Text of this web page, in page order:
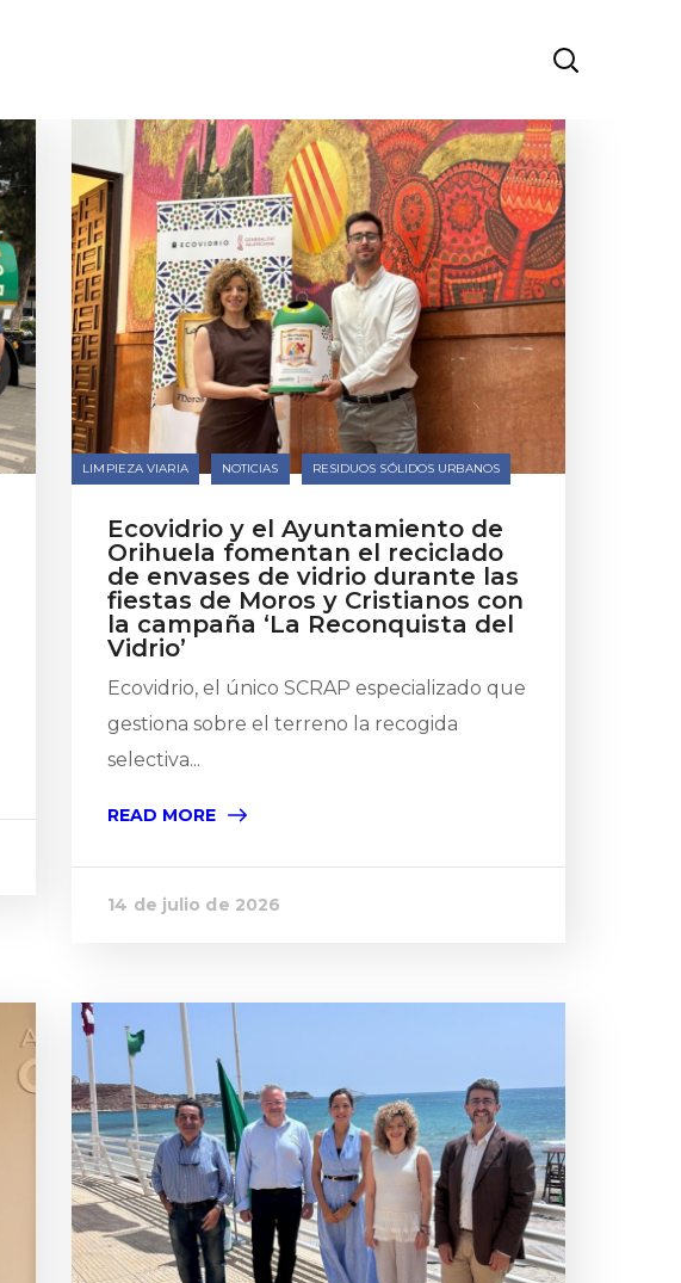
LIMPIEZA VIARIA NOTICIAS RESIDUOS SÓLIDOS URBANOS
Ecovidrio y el Ayuntamiento de
Orihuela fomentan el reciclado
de envases de vidrio durante las
fiestas de Moros y Cristianos con
la campaña ‘La Reconquista del
Vidrio’
Ecovidrio, el único SCRAP especializado que
gestiona sobre el terreno la recogida
selectiva...
READ MORE
14 de julio de 2026